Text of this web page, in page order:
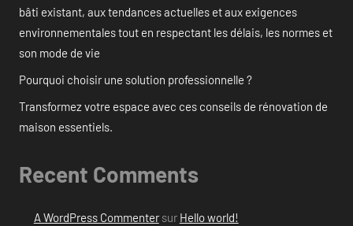
bâti existant, aux tendances actuelles et aux exigences
environnementales tout en respectant les délais, les normes et
son mode de vie
Pourquoi choisir une solution professionnelle ?
Transformez votre espace avec ces conseils de rénovation de
maison essentiels.
Recent Comments
A WordPress Commentersur Hello world!